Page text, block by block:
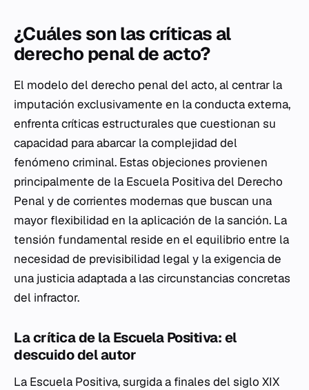
¿Cuáles son las críticas al
derecho penal de acto?
El modelo del derecho penal del acto, al centrar la
imputación exclusivamente en la conducta externa,
enfrenta críticas estructurales que cuestionan su
capacidad para abarcar la complejidad del
fenómeno criminal. Estas objeciones provienen
principalmente de la Escuela Positiva del Derecho
Penal y de corrientes modernas que buscan una
mayor flexibilidad en la aplicación de la sanción. La
tensión fundamental reside en el equilibrio entre la
necesidad de previsibilidad legal y la exigencia de
una justicia adaptada a las circunstancias concretas
del infractor.
La crítica de la Escuela Positiva: el
descuido del autor
La Escuela Positiva, surgida a finales del siglo XIX